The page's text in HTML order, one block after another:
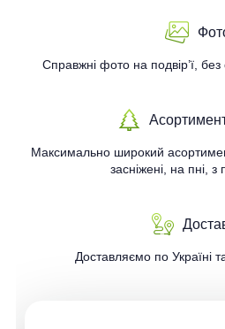
Справжні фото на подвір’ї,
Максимально широкий
засніжені, на пні,
Доставляємо по Україні